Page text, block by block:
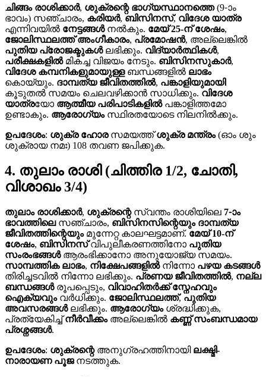
ചിങ്ങം രാശിക്കാർ, ശുക്രന്റെ ഭാഗ്യസ്ഥാനത്തെ(9-ാം
ഭാവം) സഞ്ചാരം, കരിയർ, ബിസിനസ്, വിദേശ യാത്ര
എന്നിവയിൽ നേട്ടങ്ങൾനൽകും. മേയ് 25-ന് ശേഷം,
ജോലിസ്ഥലത്ത് അംഗീകാരം, പ്രമോഷൻ, അല്ലെങ്കിൽ
പുതിയ പ്രോജക്ടുകൾലഭിക്കും. വിദ്യാർത്ഥികൾ,
പരീക്ഷകളിൽമികച്ച വിജയം നേടും. ബിസിനസുകാർ,
വിദേശ കമ്പനികളുമായുള്ളബന്ധങ്ങളിൽ ലാഭം
കൊയ്യും. ദാമ്പത്യ ജീവിതത്തിൽ, പങ്കാളിയുമായി
കൂടുതൽ സമയം ചെലവഴിക്കാൻ സാധിക്കും. വിദേശ
യാത്രയോ ആത്മീയ പരിപാടികളിൽപങ്കാളിത്തമോ
ഉണ്ടാകും. ആരോഗ്യംസ്ഥിരതയോടെ നിലനിൽക്കും.
ഉപദേശം: ശുക്ര ഹോരസമയത്ത്ശുക്ര മന്ത്രം(ഓം ശും
ശുക്രായ നമഃ) 108 തവണ ജപിക്കുക.
4. തുലാം രാശി (ചിത്തിര 1/2, ചോതി,
വിശാഖം 3/4)
തുലാം രാശിക്കാർ, ശുക്രന്റെസ്വന്തം രാശിയിലെ 7-ാം
ഭാവത്തിലെസഞ്ചാരം, ബിസിനസിന്റെയും ദാമ്പത്യ
ജീവിതത്തിന്റെയുംമുന്നേറ്റ കാലഘട്ടമാണ്. മേയ് 10-ന്
ശേഷം, ബിസിനസ്വിപുലീകരണത്തിനോ പുതിയ
സംരംഭങ്ങൾആരംഭിക്കാനോ അനുയോജ്യ സമയം.
സാമ്പത്തിക ലാഭം, നിക്ഷേപങ്ങളിൽനിന്നോ പഴയ കടങ്ങൾ
തിരിച്ചടവിൽ നിന്നോ ലഭിക്കും. പ്രണയ ജീവിതത്തിൽ, നല്ല
ബന്ധങ്ങൾരൂപപ്പെടും, വിവാഹിതർക്ക് സ്നേഹവും
ഐക്യവുംവർധിക്കും. ജോലിസ്ഥലത്ത്, പുതിയ
അവസരങ്ങൾലഭിക്കും. ആരോഗ്യംശ്രദ്ധിക്കുക,
പ്രത്യേകിച്ച്നീർവീക്കംഅല്ലെങ്കിൽ കണ്ണ് സംബന്ധമായ
പ്രശ്നങ്ങൾ.
ഉപദേശം: ശുക്രന്റെഅനുഗ്രഹത്തിനായി ലക്ഷ്മി-
നാരായണ പൂജനടത്തുക.